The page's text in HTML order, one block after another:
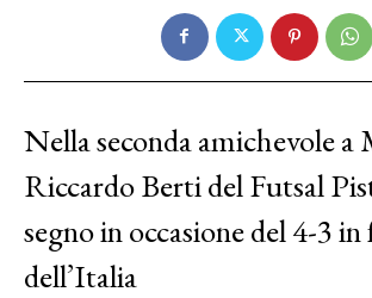
Nella seconda amichevole a
Riccardo Berti del Futsal
segno in occasione del 4-3 in
dell’Italia